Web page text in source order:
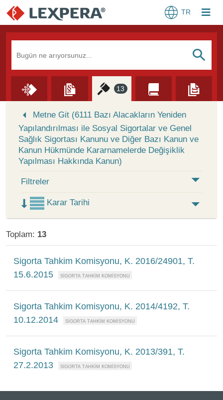
TR
S
13
Metne Git (6111 Bazı Alacakların Yeniden
Yapılandırılması ile Sosyal Sigortalar ve Genel
Sağlık Sigortası Kanunu ve Diğer Bazı Kanun ve
Kanun Hükmünde Kararnamelerde Değişiklik
Yapılması Hakkında Kanun)
Filtreler
Karar Tarihi
Toplam: 13
Sigorta Tahkim Komisyonu, K. 2016/24901, T.
15.6.2015
Sigorta Tahkim Komisyonu, K. 2014/4192, T.
10.12.2014
Sigorta Tahkim Komisyonu, K. 2013/391, T.
27.2.2013